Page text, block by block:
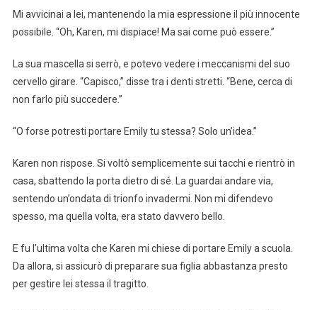
Mi avvicinai a lei, mantenendo la mia espressione il più innocente
possibile. “Oh, Karen, mi dispiace! Ma sai come può essere.”
La sua mascella si serrò, e potevo vedere i meccanismi del suo
cervello girare. “Capisco,” disse tra i denti stretti. “Bene, cerca di
non farlo più succedere.”
“O forse potresti portare Emily tu stessa? Solo un’idea.”
Karen non rispose. Si voltò semplicemente sui tacchi e rientrò in
casa, sbattendo la porta dietro di sé. La guardai andare via,
sentendo un’ondata di trionfo invadermi. Non mi difendevo
spesso, ma quella volta, era stato davvero bello.
E fu l’ultima volta che Karen mi chiese di portare Emily a scuola.
Da allora, si assicurò di preparare sua figlia abbastanza presto
per gestire lei stessa il tragitto.